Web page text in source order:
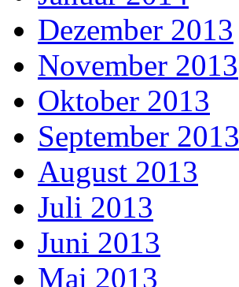
Dezember 2013
November 2013
Oktober 2013
September 2013
August 2013
Juli 2013
Juni 2013
Mai 2013